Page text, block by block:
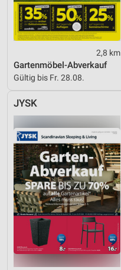
2,8 km
Gartenmöbel-Abverkauf
Gültig bis Fr. 28.08.
JYSK